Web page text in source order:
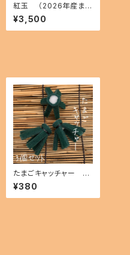
紅玉 （2026年産ま
れ） オス2 メス4(現物
出品) ikahoff C-071
9-51353-a
¥3,500
たまごキャッチャー 3
個セット
¥380